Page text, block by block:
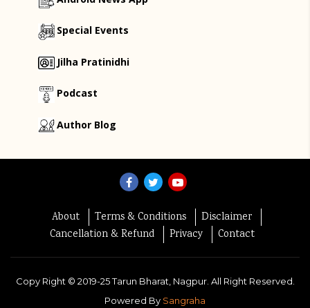
Special Events
Jilha Pratinidhi
Podcast
Author Blog
About Terms & Conditions
Disclaimer
Cancellation & Refund
Privacy Contact
Copy Right © 2019-25Tarun Bharat, Nagpur. All Right Reserved.
Powered By Sangraha